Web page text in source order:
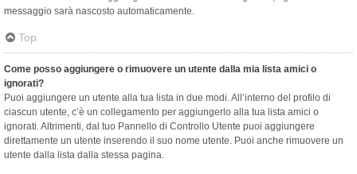
messaggio sarà nascosto automaticamente.
Top
Come posso aggiungere o rimuovere un utente dalla mia lista amici o
ignorati?
Puoi aggiungere un utente alla tua lista in due modi. All’interno del profilo di
ciascun utente, c’è un collegamento per aggiungerlo alla tua lista amici o
ignorati. Altrimenti, dal tuo Pannello di Controllo Utente puoi aggiungere
direttamente un utente inserendo il suo nome utente. Puoi anche rimuovere un
utente dalla lista dalla stessa pagina.